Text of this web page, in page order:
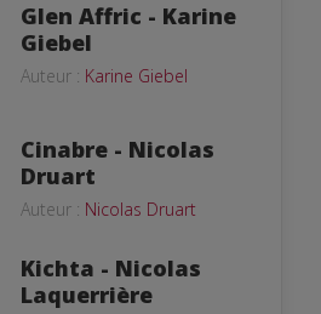
Glen Affric - Karine
Giebel
Auteur : Karine Giebel
Cinabre - Nicolas
Druart
Auteur : Nicolas Druart
Kichta - Nicolas
Laquerrière